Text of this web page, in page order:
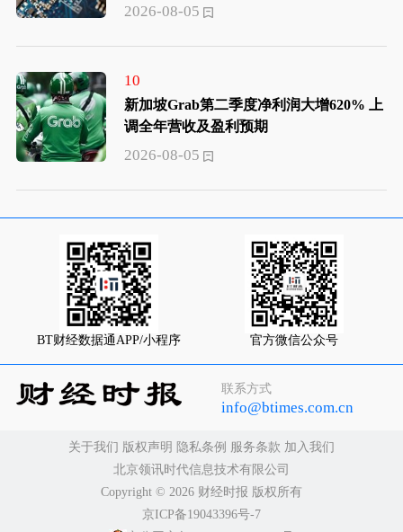
2026-08-05
10
新加坡Grab第二季度净利润大增620% 上
调全年营收及盈利预期
2026-08-05
BT财经数据通APP/小程序 官方微信公众号
联系方式
info@btimes.com.cn
关于我们 版权声明 隐私条例 服务条款 加入我们
北京领讯时代信息技术有限公司
Copyright ©️ 2026 财经时报 版权所有
京ICP备19043396号-7